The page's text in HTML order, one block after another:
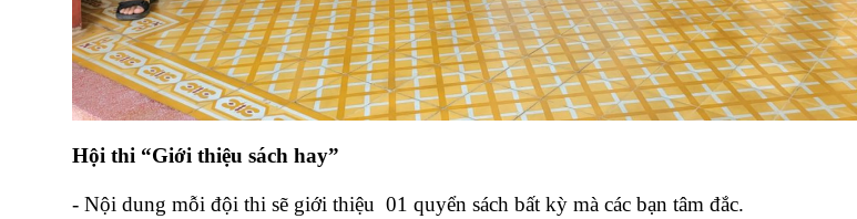
Hội thi “Giới thiệu sách hay”
- Nội dung mỗi đội thi sẽ giới thiệu 01 quyển sách bất kỳ mà các bạn tâm đắc.